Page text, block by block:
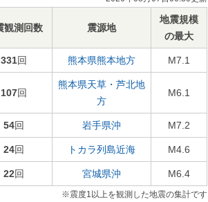
観測回数 震源地
地震規模
の最大
331回 熊本県熊本地方 M7.1
107回
熊本県天草・芦北地
方
M6.1
54回 岩手県沖 M7.2
24回 トカラ列島近海 M4.6
22回 宮城県沖 M6.4
※震度1以上を観測した地震の集計です